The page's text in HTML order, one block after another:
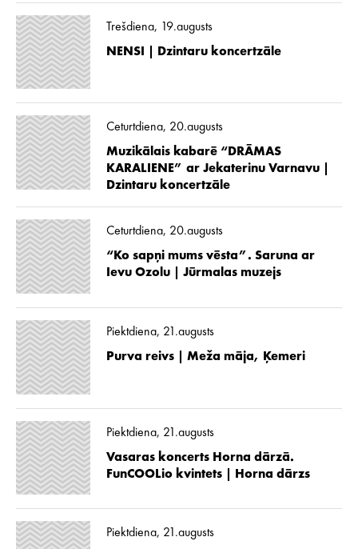
Trešdiena, 19.augusts
NENSI | Dzintaru koncertzāle
Ceturtdiena, 20.augusts
Muzikālais kabarē “DRĀMAS
KARALIENE” ar Jekaterinu Varnavu |
Dzintaru koncertzāle
Ceturtdiena, 20.augusts
“Ko sapņi mums vēsta”. Saruna ar
Ievu Ozolu | Jūrmalas muzejs
Piektdiena, 21.augusts
Purva reivs | Meža māja, Ķemeri
Piektdiena, 21.augusts
Vasaras koncerts Horna dārzā.
FunCOOLio kvintets | Horna dārzs
Piektdiena, 21.augusts